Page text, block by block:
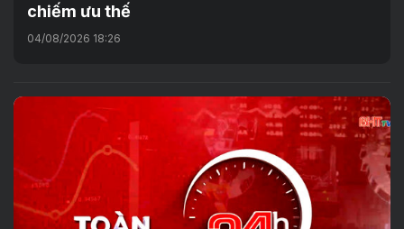
chiếm ưu thế
04/08/2026 18:26